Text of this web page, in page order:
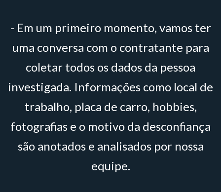
- Em um primeiro momento, vamos ter
uma conversa com o contratante para
coletar todos os dados da pessoa
investigada. Informações como local de
trabalho, placa de carro, hobbies,
fotografias e o motivo da desconfiança
são anotados e analisados por nossa
equipe.